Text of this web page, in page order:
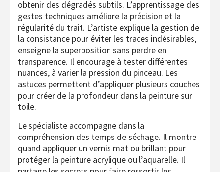
obtenir des dégradés subtils. L’apprentissage des
gestes techniques améliore la précision et la
régularité du trait. L’artiste explique la gestion de
la consistance pour éviter les traces indésirables,
enseigne la superposition sans perdre en
transparence. Il encourage à tester différentes
nuances, à varier la pression du pinceau. Les
astuces permettent d’appliquer plusieurs couches
pour créer de la profondeur dans la peinture sur
toile.
Le spécialiste accompagne dans la
compréhension des temps de séchage. Il montre
quand appliquer un vernis mat ou brillant pour
protéger la peinture acrylique ou l’aquarelle. Il